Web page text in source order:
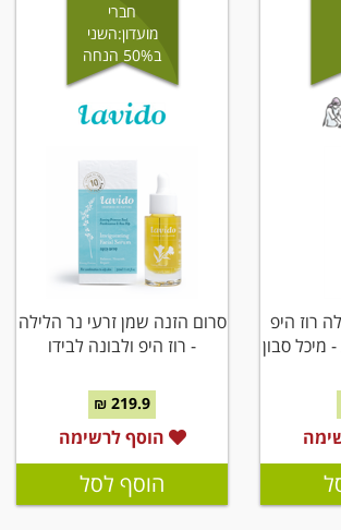
רוז היפ
מיכל סבון
חברי
מועדון:השני
ב50% הנחה
סרום הזנה שמן זרעי נר הלילה
- רוז היפ ולבונה לבידו
219.9 ₪
הוסף לרשימה
הוסף לסל